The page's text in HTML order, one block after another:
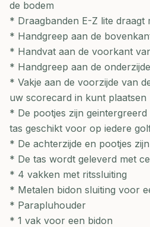
de bodem
* Draagbanden E-Z lite draagt
* Handgreep aan de
* Handvat aan de voorkant
* Handgreep aan de
* Vakje aan de voorzijde van
uw scorecard in kunt plaatsen
* De pootjes zijn
tas geschikt voor op iedere
* De achterzijde en pootjes
* De tas wordt geleverd met
* 4 vakken met ritssluiting
* Metalen bidon sluiting voor
* Parapluhouder
* 1 vak voor een bidon